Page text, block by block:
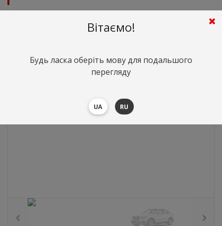
грн.($0)
Вітаємо!
Будь ласка оберіть мову для подальшого
перегляду
UA RU